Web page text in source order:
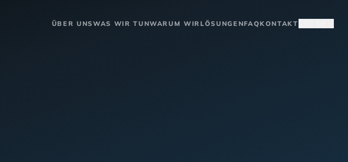
ÜBER UNSWAS WIR TUNWARUM WIRLÖSUNGENFAQKONTAKT